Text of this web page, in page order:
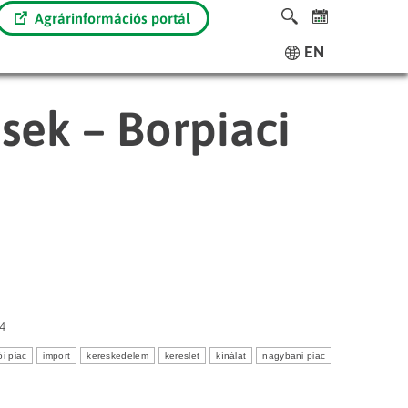
Agrárinformációs portál
EN
– Borpiaci
piac import kereskedelem kereslet kínálat nagybani piac